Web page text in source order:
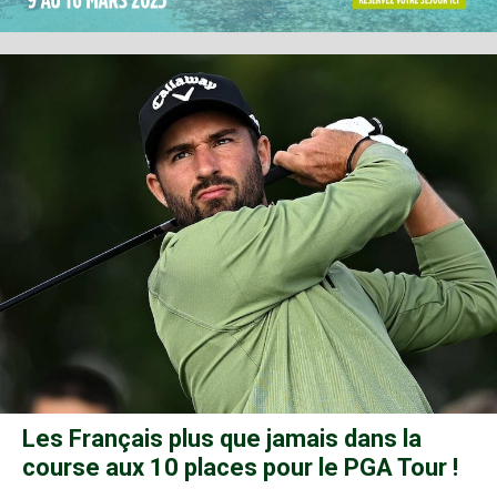
Les Français plus que jamais dans la
course aux 10 places pour le PGA Tour !